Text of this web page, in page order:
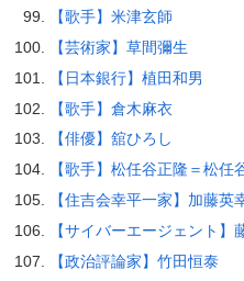
【歌手】米津玄師
【芸術家】草間彌生
【日本銀行】植田和男
【歌手】倉木麻衣
【俳優】舘ひろし
【歌手】松任谷正隆＝松任
【住吉会幸平一家】加藤英
【サイバーエージェント】
【政治評論家】竹田恒泰